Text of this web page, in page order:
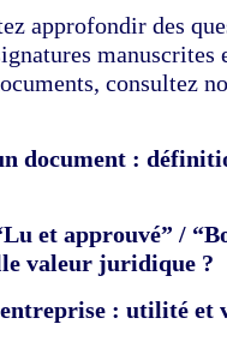
approfondir des
manuscrites
consultez
document :
et approuvé” /
valeur juridique ?
: utilité et